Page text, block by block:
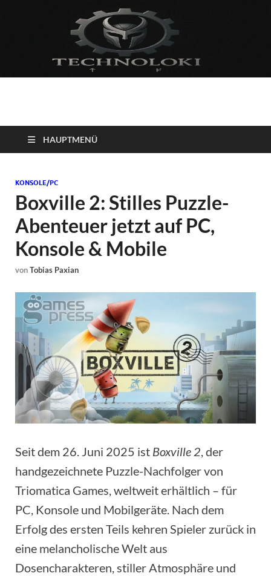
Technoloki: Gaming
und Entertainment
News
Blockbuster, Indie-Perlen und Retro-Klassiker.
HAUPTMENÜ
KONSOLE/PC
Boxville 2: Stilles Puzzle-
Abenteuer jetzt auf PC,
Konsole & Mobile
vonTobias Paxian
Seit dem 26. Juni 2025 ist Boxville 2, der
handgezeichnete Puzzle-Nachfolger von
Triomatica Games, weltweit erhältlich – für
PC, Konsole und Mobilgeräte. Nach dem
Erfolg des ersten Teils kehren Spieler zurück in
eine melancholische Welt aus
Dosencharakteren, stiller Atmosphäre und